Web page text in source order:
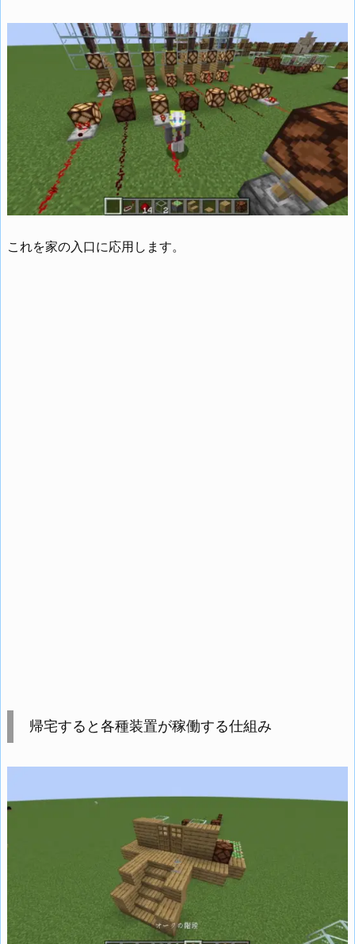
これを家の入口に応用します。
帰宅すると各種装置が稼働する仕組み